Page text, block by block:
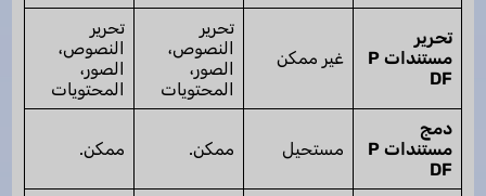
تحرير
مستندات P
DF
غير ممكن
تحرير
النصوص،
الصور،
المحتويات
تحرير
النصوص،
الصور،
المحتويات
دمج
مستندات P
DF
مستحيل ممكن. ممكن.